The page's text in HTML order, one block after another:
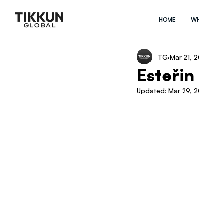
HOME
TG Mar 21,
Updated: Mar 29,